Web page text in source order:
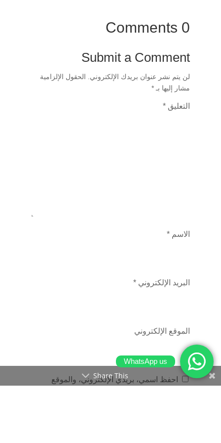
0 Comments
Submit a Comment
لن يتم نشر عنوان بريدك الإلكتروني.
الحقول الإلزامية
مشار إليها بـ *
التعليق *
الاسم *
البريد الإلكتروني *
الموقع الإلكتروني
احفظ اسمي، بريدي الإلكتروني، والموقع
Share This
WhatsApp us